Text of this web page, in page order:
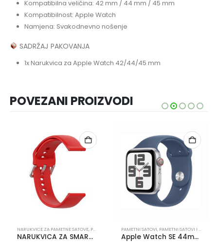
Kompatibilna veličina: 42 mm / 44 mm / 45 mm
Kompatibilnost: Apple Watch
Namjena: Svakodnevno nošenje
SADRŽAJ PAKOVANJA
1x Narukvica za Apple Watch 42/44/45 mm
POVEZANI PROIZVODI
NARUKVICE ZA PAMETNE SATOVE, PAMETNI SATOVI
NARUKVICA ZA SMART WATCH 22mm CRVENA
PAMETNI SATOVI, PAMETNI SATOVI I NARUKVICE
Apple Watch SE 44mm Silver Aluminium – GPS, Retina ekran